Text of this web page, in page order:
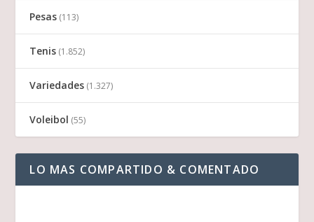
Pesas (113)
Tenis (1.852)
Variedades (1.327)
Voleibol (55)
LO MAS COMPARTIDO & COMENTADO